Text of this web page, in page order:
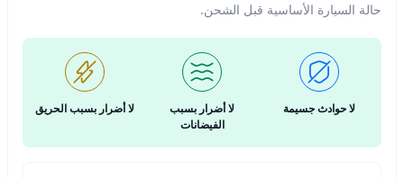
حالة السيارة الأساسية قبل الشحن.
لا حوادث جسيمة
لا أضرار بسبب
الفيضانات
لا أضرار بسبب الحريق